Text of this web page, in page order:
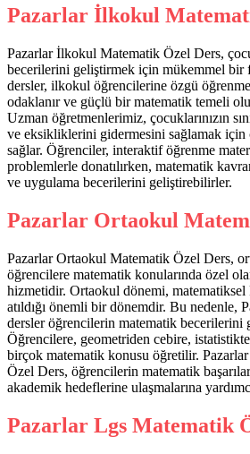
Pazarlar İlkokul
Pazarlar İlkokul Matematik Özel Ders,
becerilerini geliştirmek için mükemmel bir
dersler, ilkokul öğrencilerine özgü öğrenme
odaklanır ve güçlü bir matematik temeli
Uzman öğretmenlerimiz, çocuklarınızın
ve eksikliklerini gidermesini sağlamak
sağlar. Öğrenciler, interaktif öğrenme
problemlerle donatılırken, matematik
ve uygulama becerilerini geliştirebilirler.
Pazarlar Ortaokul
Pazarlar Ortaokul Matematik Özel Ders,
öğrencilere matematik konularında özel
hizmetidir. Ortaokul dönemi, matematiksel
atıldığı önemli bir dönemdir. Bu nedenle,
dersler öğrencilerin matematik becerilerini
Öğrencilere, geometriden cebire,
birçok matematik konusu öğretilir.
Özel Ders, öğrencilerin matematik
akademik hedeflerine ulaşmalarına
Pazarlar Lgs Matematik